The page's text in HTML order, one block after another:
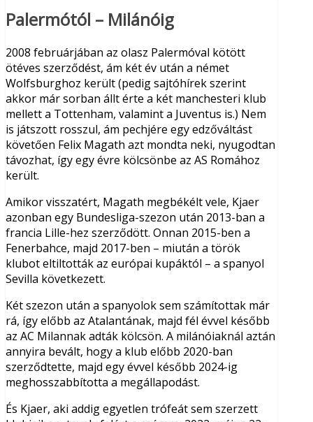
Palermótól – Milánóig
2008 februárjában az olasz Palermóval kötött
ötéves szerződést, ám két év után a német
Wolfsburghoz került (pedig sajtóhírek szerint
akkor már sorban állt érte a két manchesteri klub
mellett a Tottenham, valamint a Juventus is.) Nem
is játszott rosszul, ám pechjére egy edzőváltást
követően Felix Magath azt mondta neki, nyugodtan
távozhat, így egy évre kölcsönbe az AS Romához
került.
Amikor visszatért, Magath megbékélt vele, Kjaer
azonban egy Bundesliga-szezon után 2013-ban a
francia Lille-hez szerződött. Onnan 2015-ben a
Fenerbahce, majd 2017-ben – miután a török
klubot eltiltották az európai kupáktól – a spanyol
Sevilla következett.
Két szezon után a spanyolok sem számítottak már
rá, így előbb az Atalantának, majd fél évvel később
az AC Milannak adták kölcsön. A milánóiaknál aztán
annyira bevált, hogy a klub előbb 2020-ban
szerződtette, majd egy évvel később 2024-ig
meghosszabbította a megállapodást.
És Kjaer, aki addig egyetlen trófeát sem szerzett